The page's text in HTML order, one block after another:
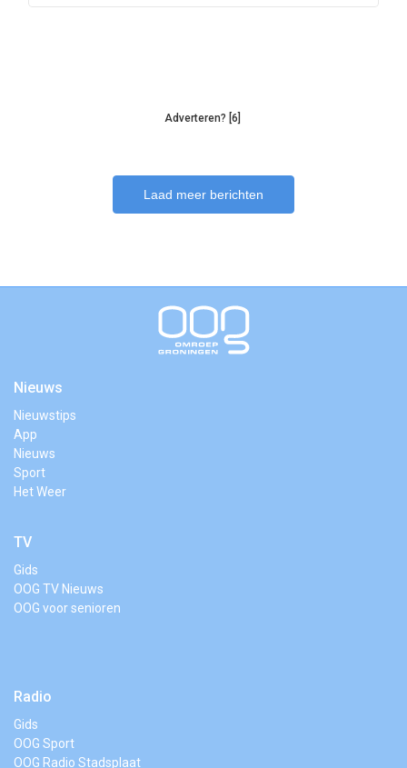
Adverteren? [6]
Laad meer berichten
Nieuws
Nieuwstips
App
Nieuws
Sport
Het Weer
TV
Gids
OOG TV Nieuws
OOG voor senioren
Radio
Gids
OOG Sport
OOG Radio Stadsplaat